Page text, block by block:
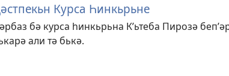
Курса Һинкьрьне
бә курса һинкьрьна Кʹьтеба Пирозә
али тә бькә.